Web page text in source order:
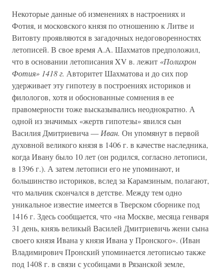
Некоторые данные об изменениях в настроениях и
Фотия, и московского князя по отношению к Литве и
Витовту проявляются в загадочных недоговоренностях
летописей. В свое время A.A. Шахматов предположил,
что в основании летописания XV в. лежит «Полихрон
Фотия» 1418 г. Авторитет Шахматова и до сих пор
удерживает эту гипотезу в построениях историков и
филологов, хотя и обоснованные сомнения в ее
правомерности тоже высказывались неоднократно. А
одной из значимых «жертв гипотезы» явился сын
Василия Дмитриевича — Иван. Он упомянут в первой
духовной великого князя в 1406 г. в качестве наследника,
когда Ивану было 10 лет (он родился, согласно летописи,
в 1396 г.). А затем летописи его не упоминают, и
большинство историков, вслед за Карамзиным, полагают,
что мальчик скончался в детстве. Между тем одно
уникальное известие имеется в Тверском сборнике под
1416 г. Здесь сообщается, что «на Москве, месяца генваря
31 день, князь великый Василей Дмитриевичь жени сына
своего князя Ивана у князя Ивана у Пронского». (Иван
Владимирович Пронский упоминается летописью также
под 1408 г. в связи с усобицами в Рязанской земле,